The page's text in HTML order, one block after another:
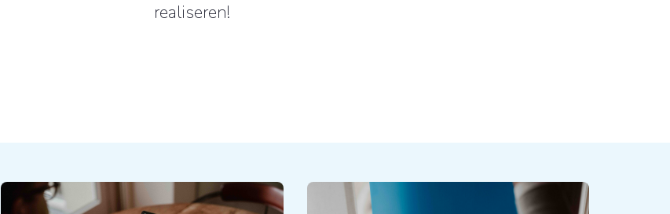
realiseren!